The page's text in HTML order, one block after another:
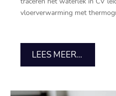
vloerverwarming met
LEES MEER...